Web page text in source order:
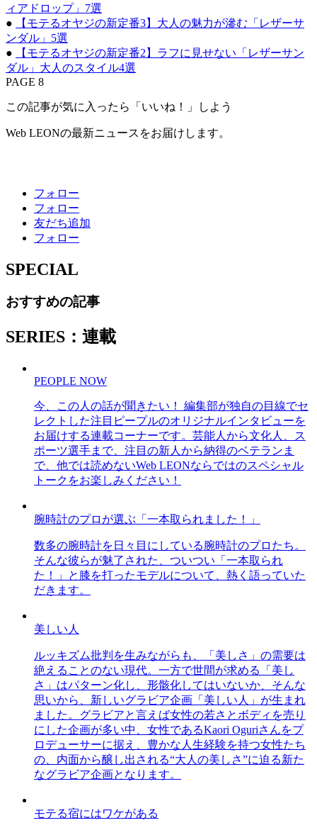
ィアドロップ」7選
●
【モテるオヤジの新定番3】大人の魅力が滲む「レザーサ
ンダル」5選
●
【モテるオヤジの新定番2】ラフに見せない「レザーサン
ダル」大人のスタイル4選
PAGE 8
この記事が気に入ったら「いいね！」しよう
Web LEONの最新ニュースをお届けします。
フォロー
フォロー
友だち追加
フォロー
SPECIAL
おすすめの記事
SERIES：連載
PEOPLE NOW
今、この人の話が聞きたい！ 編集部が独自の目線でセ
レクトした注目ピープルのオリジナルインタビューを
お届けする連載コーナーです。芸能人から文化人、ス
ポーツ選手まで、注目の新人から納得のベテランま
で、他では読めないWeb LEONならではのスペシャル
トークをお楽しみください！
腕時計のプロが選ぶ「一本取られました！」
数多の腕時計を日々目にしている腕時計のプロたち。
そんな彼らが魅了された、ついつい「一本取られ
た！」と膝を打ったモデルについて、熱く語っていた
だきます。
美しい人
ルッキズム批判を生みながらも、「美しさ」の需要は
絶えることのない現代。一方で世間が求める「美し
さ」はパターン化し、形骸化してはいないか、そんな
思いから、新しいグラビア企画「美しい人」が生まれ
ました。グラビアと言えば女性の若さとボディを売り
にした企画が多い中、女性であるKaori Oguriさんをプ
ロデューサーに据え、豊かな人生経験を持つ女性たち
の、内面から醸し出される“大人の美しさ”に迫る新た
なグラビア企画となります。
モテる宿にはワケがある